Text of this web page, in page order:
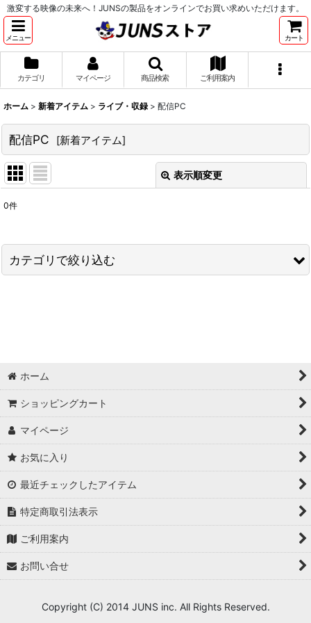
激変する映像の未来へ！JUNSの製品をオンラインでお買い求めいただけます。
メニュー カート
カテゴリ マイページ 商品検索 ご利用案内
ホーム > 新着アイテム > ライブ・収録 > 配信PC
配信PC [新着アイテム]
表示順変更
並び順:
0件
カテゴリで絞り込む
テロップ・ポン出しプレイヤー
収録(レコーダー)
ホーム
ショッピングカート
マイページ
お気に入り
最近チェックしたアイテム
特定商取引法表示
ご利用案内
お問い合せ
Copyright (C) 2014 JUNS inc. All Rights Reserved.